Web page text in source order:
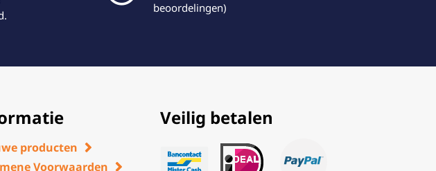
beoordelingen)
producten
Voorwaarden
Veilig betalen